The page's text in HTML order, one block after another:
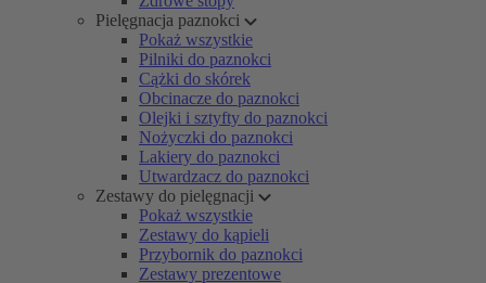
Pielęgnacja paznokci
Pokaż wszystkie
Pilniki do paznokci
Cążki do skórek
Obcinacze do paznokci
Olejki i sztyfty do paznokci
Nożyczki do paznokci
Lakiery do paznokci
Utwardzacz do paznokci
Zestawy do pielęgnacji
Pokaż wszystkie
Zestawy do kąpieli
Przybornik do paznokci
Zestawy prezentowe